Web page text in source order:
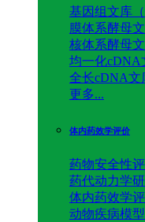
基因组文库
膜体系酵母
核体系酵母
均一化cDNA
全长cDNA文
更多...
体内药效学评价
药物安全性
药代动力学
体内药效学
动物疾病模型